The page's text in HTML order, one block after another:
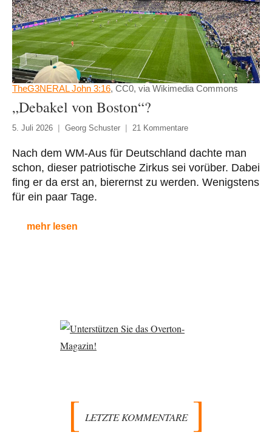
TheG3NERAL John 3:16, CC0, via Wikimedia Commons
„Debakel von Boston“?
5. Juli 2026 Georg Schuster 21 Kommentare
Nach dem WM-Aus für Deutschland dachte man
schon, dieser patriotische Zirkus sei vorüber. Dabei
fing er da erst an, bierernst zu werden. Wenigstens
für ein paar Tage.
mehr lesen
LETZTE KOMMENTARE